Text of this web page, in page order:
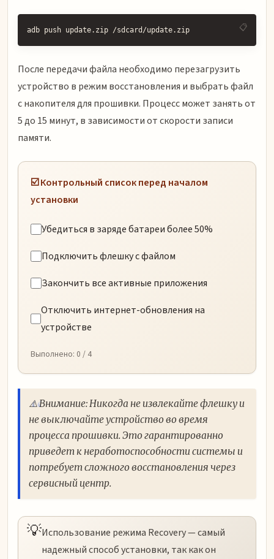
adb push update.zip /sdcard/update.zip
После передачи файла необходимо перезагрузить
устройство в режим восстановления и выбрать файл
с накопителя для прошивки. Процесс может занять от
5 до 15 минут, в зависимости от скорости записи
памяти.
☑️ Контрольный список перед началом
установки
Убедиться в заряде батареи более 50%
Подключить флешку с файлом
Закончить все активные приложения
Отключить интернет-обновления на
устройстве
Выполнено: 0 / 4
⚠️ Внимание: Никогда не извлекайте флешку и
не выключайте устройство во время
процесса прошивки. Это гарантированно
приведет к неработоспособности системы и
потребует сложного восстановления через
сервисный центр.
💡Использование режима Recovery — самый
надежный способ установки, так как он